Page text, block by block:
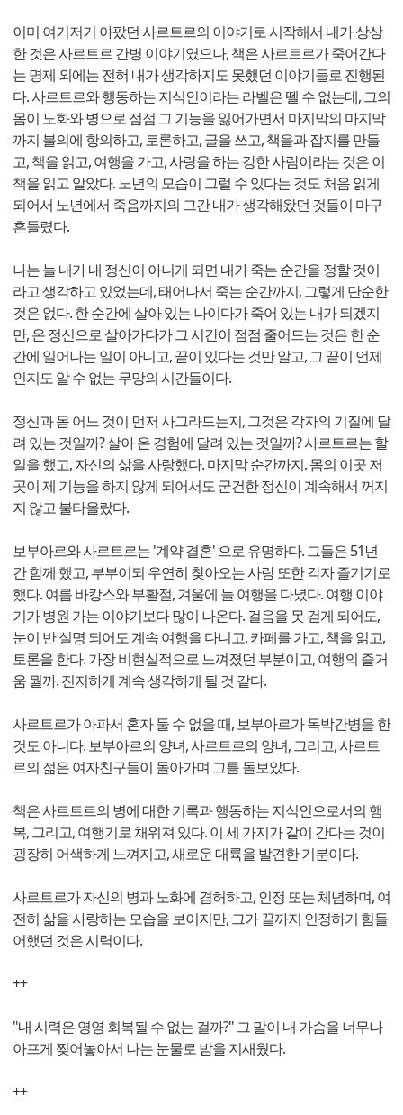
이미 여기저기 아팠던 사르트르의 이야기로 시작해서 내가 상상
한 것은 사르트르 간병 이야기였으나, 책은 사르트르가 죽어간다
는 명제 외에는 전혀 내가 생각하지도 못했던 이야기들로 진행된
다. 사르트르와 행동하는 지식인이라는 라벨은 뗄 수 없는데, 그의
몸이 노화와 병으로 점점 그 기능을 잃어가면서 마지막의 마지막
까지 불의에 항의하고, 토론하고, 글을 쓰고, 책을과 잡지를 만들
고, 책을 읽고, 여행을 가고, 사랑을 하는 강한 사람이라는 것은 이
책을 읽고 알았다. 노년의 모습이 그럴 수 있다는 것도 처음 읽게
되어서 노년에서 죽음까지의 그간 내가 생각해왔던 것들이 마구
흔들렸다.
나는 늘 내가 내 정신이 아니게 되면 내가 죽는 순간을 정할 것이
라고 생각하고 있었는데, 태어나서 죽는 순간까지, 그렇게 단순한
것은 없다. 한 순간에 살아 있는 나이다가 죽어 있는 내가 되겠지
만, 온 정신으로 살아가다가 그 시간이 점점 줄어드는 것은 한 순
간에 일어나는 일이 아니고, 끝이 있다는 것만 알고, 그 끝이 언제
인지도 알 수 없는 무망의 시간들이다.
정신과 몸 어느 것이 먼저 사그라드는지, 그것은 각자의 기질에 달
려 있는 것일까? 살아 온 경험에 달려 있는 것일까? 사르트르는 할
일을 했고, 자신의 삶을 사랑했다. 마지막 순간까지. 몸의 이곳 저
곳이 제 기능을 하지 않게 되어서도 굳건한 정신이 계속해서 꺼지
지 않고 불타올랐다.
보부아르와 사르트르는 '계약 결혼' 으로 유명하다. 그들은 51년
간 함께 했고, 부부이되 우연히 찾아오는 사랑 또한 각자 즐기기로
했다. 여름 바캉스와 부활절, 겨울에 늘 여행을 다녔다. 여행 이야
기가 병원 가는 이야기보다 많이 나온다. 걸음을 못 걷게 되어도,
눈이 반 실명 되어도 계속 여행을 다니고, 카페를 가고, 책을 읽고,
토론을 한다. 가장 비현실적으로 느껴졌던 부분이고, 여행의 즐거
움 뭘까. 진지하게 계속 생각하게 될 것 같다.
사르트르가 아파서 혼자 둘 수 없을 때, 보부아르가 독박간병을 한
것도 아니다. 보부아르의 양녀, 사르트르의 양녀, 그리고, 사르트
르의 젊은 여자친구들이 돌아가며 그를 돌보았다.
책은 사르트르의 병에 대한 기록과 행동하는 지식인으로서의 행
복, 그리고, 여행기로 채워져 있다. 이 세 가지가 같이 간다는 것이
굉장히 어색하게 느껴지고, 새로운 대륙을 발견한 기분이다.
사르트르가 자신의 병과 노화에 겸허하고, 인정 또는 체념하며, 여
전히 삶을 사랑하는 모습을 보이지만, 그가 끝까지 인정하기 힘들
어했던 것은 시력이다.
++
"내 시력은 영영 회복될 수 없는 걸까?" 그 말이 내 가슴을 너무나
아프게 찢어놓아서 나는 눈물로 밤을 지새웠다.
++